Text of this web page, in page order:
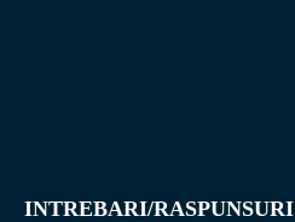
INTREBARI/RASPUNSURI